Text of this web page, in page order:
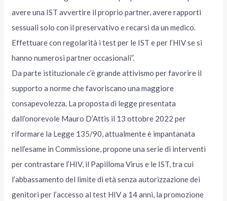
avere una IST avvertire il proprio partner, avere rapporti
sessuali solo con il preservativo e recarsi da un medico.
Effettuare con regolarità i test per le IST e per l’HIV se si
hanno numerosi partner occasionali”.
Da parte istituzionale c’è grande attivismo per favorire il
supporto a norme che favoriscano una maggiore
consapevolezza. La proposta di legge presentata
dall’onorevole Mauro D’Attis il 13 ottobre 2022 per
riformare la Legge 135/90, attualmente è impantanata
nell’esame in Commissione, propone una serie di interventi
per contrastare l’HIV, il Papilloma Virus e le IST, tra cui
l’abbassamento del limite di età senza autorizzazione dei
genitori per l’accesso al test HIV a 14 anni, la promozione